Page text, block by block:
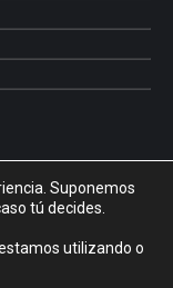
Suponemos
tú decides.
utilizando o